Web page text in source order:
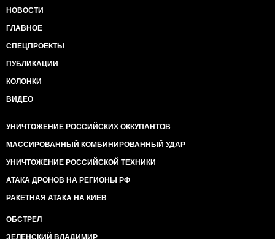
НОВОСТИ
ГЛАВНОЕ
СПЕЦПРОЕКТЫ
ПУБЛИКАЦИИ
КОЛОНКИ
ВИДЕО
УНИЧТОЖЕНИЕ РОССИЙСКИХ ОККУПАНТОВ
МАССИРОВАННЫЙ КОМБИНИРОВАННЫЙ УДАР
УНИЧТОЖЕНИЕ РОССИЙСКОЙ ТЕХНИКИ
АТАКА ДРОНОВ НА РЕГИОНЫ РФ
РАКЕТНАЯ АТАКА НА КИЕВ
ОБСТРЕЛ
ЗЕЛЕНСКИЙ ВЛАДИМИР